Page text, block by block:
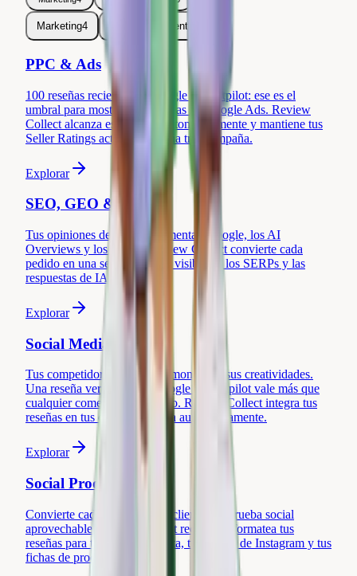
Marketing4 Servicio al Cliente
PPC & Ads
100 reseñas recientes en Google o Trustpilot: ese es el
umbral para mostrar tus estrellas en Google Ads. Review
Collect alcanza ese umbral automáticamente y mantiene tus
Seller Ratings activas campaña tras campaña.
Explorar
SEO, GEO & AEO
Tus opiniones de clientes alimentan Google, los AI
Overviews y los LLMs. Review Collect convierte cada
pedido en una senal organica visible en los SERPs y las
respuestas de IA.
Explorar
Social Media Ads
Tus competidores pegan testimonios en sus creatividades.
Una reseña verificada en Google o Trustpilot vale más que
cualquier comentario anónimo. Review Collect integra tus
reseñas en tus campañas Meta automáticamente.
Explorar
Social Proof & UGC
Convierte cada reseña de tus clientes en prueba social
aprovechable. Review Collect recopila y formatea tus
reseñas para tus anuncios Meta, tus stories de Instagram y tus
fichas de producto.